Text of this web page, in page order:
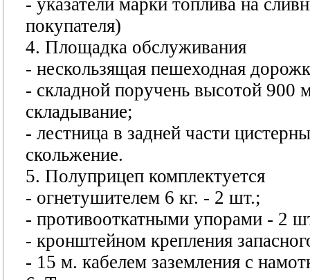
- указатели марки топлива на
покупателя)
4. Площадка обслуживания
- нескользящая пешеходная
- складной поручень высотой
складывание;
- лестница в задней части
скольжение.
5. Полуприцеп комплектуется
- огнетушителем 6 кг. - 2 шт.;
- противооткатными упорами - 2
- кронштейном крепления
- 15 м. кабелем заземления с